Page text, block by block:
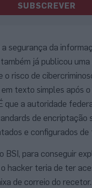
SUBSCREVER
segurança da
já publicou
o risco de
texto simples após
que a autoridade
de encriptação
e configurados
BSI, para conseguir
hacker teria de ter
de correio do